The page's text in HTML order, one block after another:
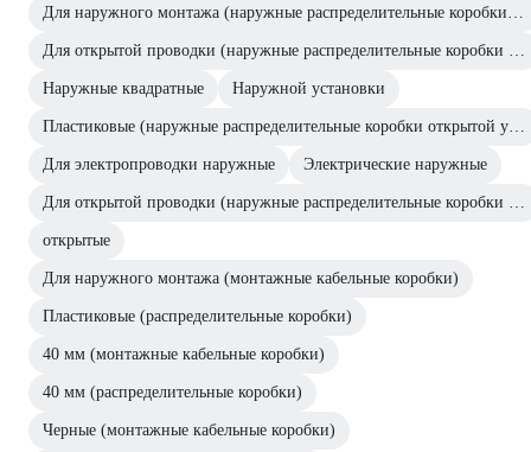
Для наружного монтажа (наружные распределительные коробки открытой установки)
Для открытой проводки (наружные распределительные коробки открытой установки)
Наружные квадратные Наружной установки
Пластиковые (наружные распределительные коробки открытой установки)
Для электропроводки наружные Электрические наружные
Для открытой проводки (наружные распределительные коробки открытой установки)
открытые
Для наружного монтажа (монтажные кабельные коробки)
Пластиковые (распределительные коробки)
40 мм (монтажные кабельные коробки)
40 мм (распределительные коробки)
Черные (монтажные кабельные коробки)